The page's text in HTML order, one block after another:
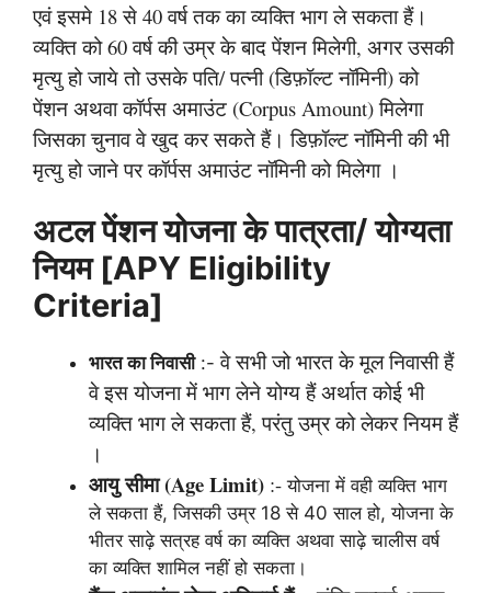
एवं इसमे 18 से 40 वर्ष तक का व्यक्ति भाग ले सकता हैं।
व्यक्ति को 60 वर्ष की उम्र के बाद पेंशन मिलेगी, अगर उसकी
मृत्यु हो जाये तो उसके पति/ पत्नी (डिफ़ॉल्ट नॉमिनी) को
पेंशन अथवा कॉर्पस अमाउंट (Corpus Amount) मिलेगा
जिसका चुनाव वे खुद कर सकते हैं। डिफ़ॉल्ट नॉमिनी की भी
मृत्यु हो जाने पर कॉर्पस अमाउंट नॉमिनी को मिलेगा ।
अटल पेंशन योजना के पात्रता/ योग्यता
नियम [APY Eligibility
Criteria]
भारत का निवासी:-वे सभी जो भारत के मूल निवासी हैं
वे इस योजना में भाग लेने योग्य हैं अर्थात कोई भी
व्यक्ति भाग ले सकता हैं, परंतु उम्र को लेकर नियम हैं
।
आयु सीमा (Age Limit) :- योजना में वही व्यक्ति भाग
ले सकता हैं, जिसकी उम्र 18 से 40 साल हो, योजना के
भीतर साढ़े सत्रह वर्ष का व्यक्ति अथवा साढ़े चालीस वर्ष
का व्यक्ति शामिल नहीं हो सकता।